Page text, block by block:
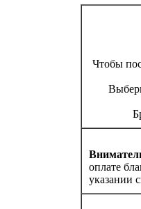
Чтобы
оплате
указании